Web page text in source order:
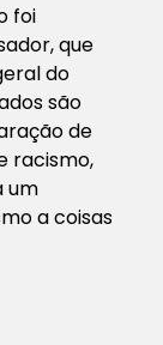
foi
que
do
são
de
racismo,
um
a coisas